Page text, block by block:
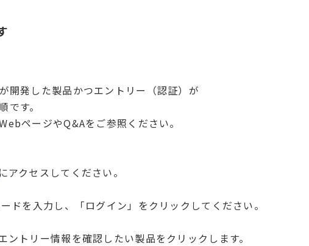
開発した製品かつエントリー（認証）が
す。
ページやQ&Aをご参照ください。
にアクセスしてください。
ドを入力し、「ログイン」をクリックしてください。
トリー情報を確認したい製品をクリックします。